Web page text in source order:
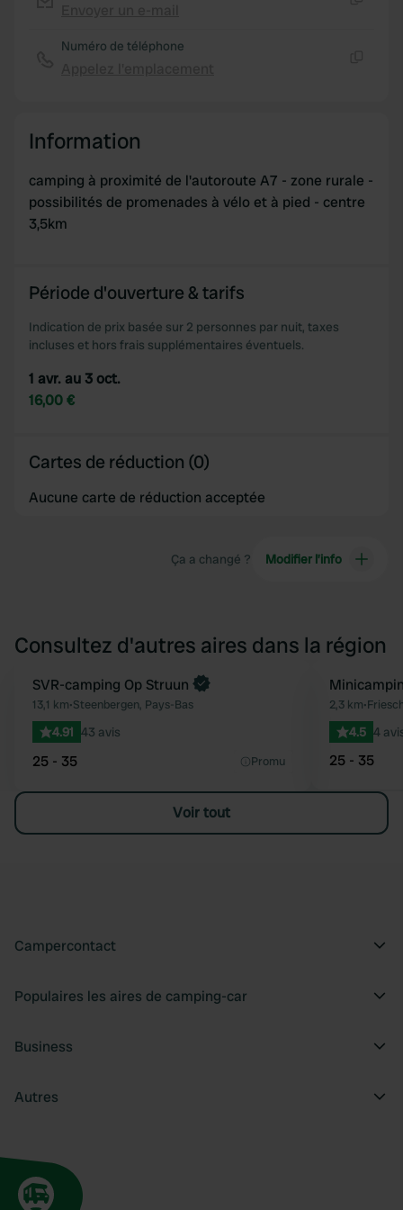
Numéro de téléphone
Information
camping à proximité de l'autoroute A7 - zone rurale -
possibilités de promenades à vélo et à pied - centre
3,5km
Période d'ouverture & tarifs
Indication de prix basée sur 2 personnes par nuit, taxes
incluses et hors frais supplémentaires éventuels.
1 avr. au 3 oct.
16,00 €
Cartes de réduction (0)
Aucune carte de réduction acceptée
Ça a changé ? Modifier l’info
Consultez d'autres aires dans la région
Préféré
SVR-camping Op Struun
13,1 km•Steenbergen, Pays-Bas
4.91 43 avis
25 - 35 Promu
2,3 km•
4.5 4
25 - 35
Voir tout
Campercontact
Populaires les aires de camping-car
Business
Autres